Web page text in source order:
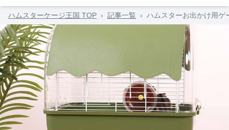
ハムスターケージ王国 TOP › 記事一覧 › ハムスターお出かけ用ゲ